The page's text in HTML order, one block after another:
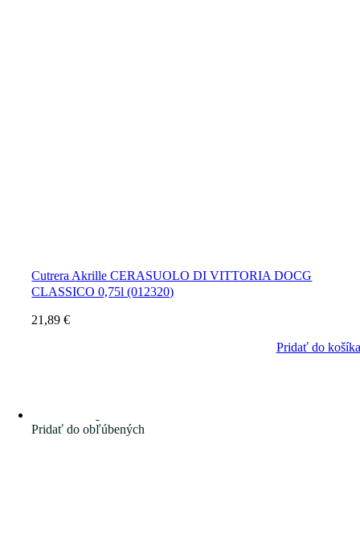
Cutrera Akrille CERASUOLO DI VITTORIA DOCG
CLASSICO 0,75l (012320)
21,89€
Pridať do košíka
Pridať do obľúbených